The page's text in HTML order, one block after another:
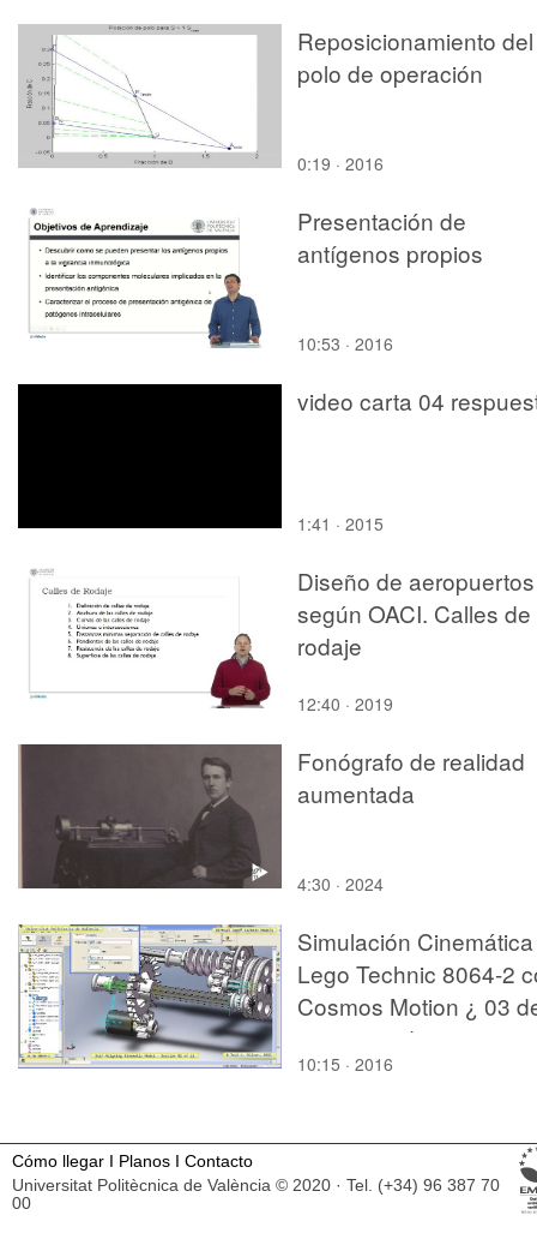
Reposicionamiento del
polo de operación
0:19 · 2016
Presentación de
antígenos propios
10:53 · 2016
video carta 04
1:41 · 2015
Diseño de aeropuertos
según OACI. Calles de
rodaje
12:40 · 2019
Fonógrafo de realidad
aumentada
4:30 · 2024
Simulación Cinemática
Lego Technic 8064-2
Cosmos Motion ¿ 03
11 - no audio
10:15 · 2016
Cómo llegar I Planos I Contacto
Universitat Politècnica de València © 2020 · Tel. (+34) 96 387 70
00